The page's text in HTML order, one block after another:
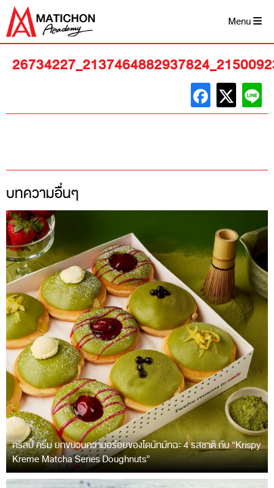
Skip
content
Menu
บทความอื่นๆ
คริสปี้ ครีม ยกขบวนความอร่อยของโดนัทมัทฉะ 4 รสชาติ กับ “Krispy
Kreme Matcha Series Doughnuts”